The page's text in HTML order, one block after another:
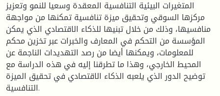
المتغيرات البيئية التنافسية المعقدة وسعيا للنمو وتعزيز
مركزها السوقي وتحقيق ميزة تنافسية تمكنها من مواجهة
منافسيها، وذلك من خلال تبنيها للذكاء الاقتصادي الذي يمكن
المؤسسة من التحكم في المعارف والخبرات عبر تخزين محكم
للمعلومات، ويمكنها أيضا من رصد التهديدات الناجمة عن
المحيط الخارجي، وهذا ما تطرقنا إليه في هذه الدراسة مع
توضيح الدور الذي يلعبه الذكاء الاقتصادي في تحقيق الميزة
التنافسية.